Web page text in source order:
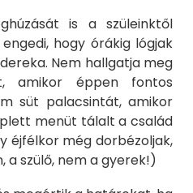
is a szüleinktől
hogy órákig lógjak
Nem hallgatja meg
amikor éppen fontos
süt palacsintát, amikor
menüt tálalt a család
éjfélkor még dorbézoljak,
a szülő, nem a gyerek!)